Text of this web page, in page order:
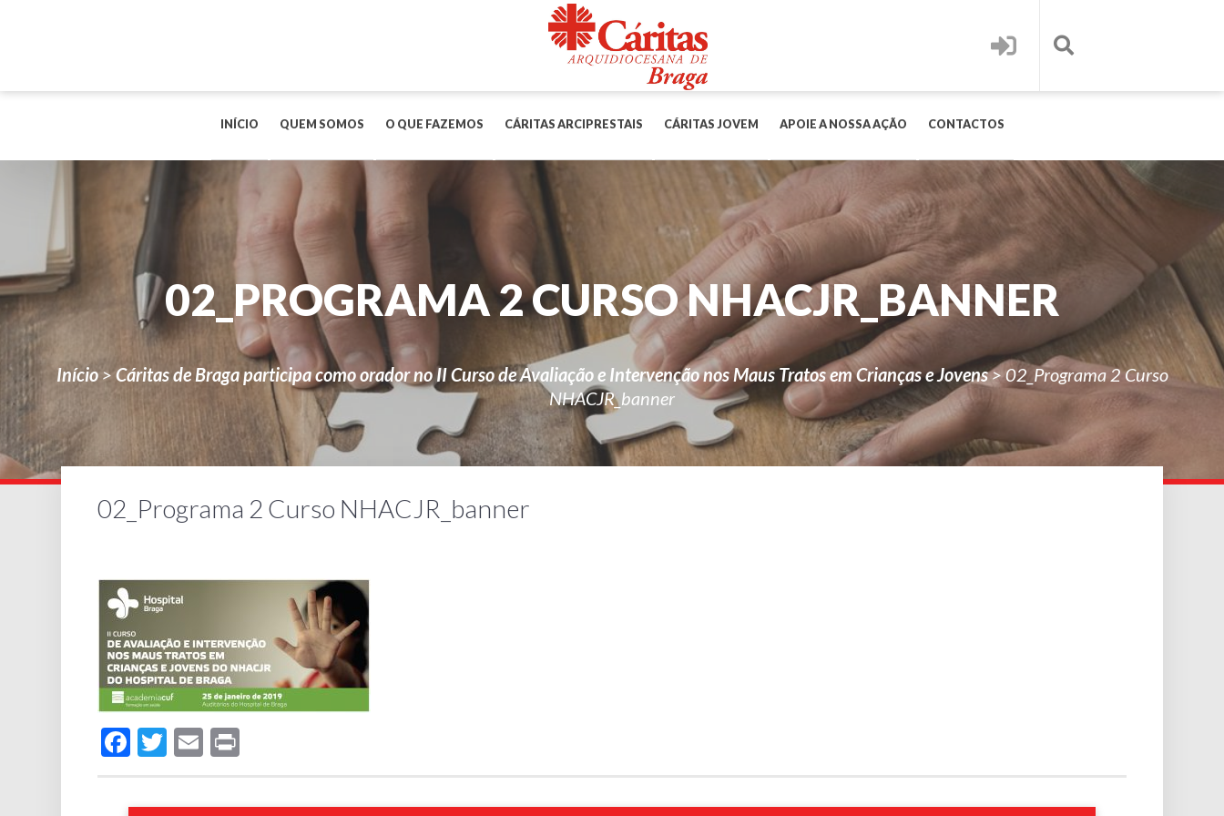
INÍCIO QUEM SOMOS O QUE FAZEMOS CÁRITAS ARCIPRESTAIS CÁRITAS JOVEM APOIE A NOSSA AÇÃO CONTACTOS
02_PROGRAMA 2 CURSO NHACJR_BANNER
Início>Cáritas de Braga participa como orador no II Curso de Avaliação e Intervenção nos Maus Tratos em Crianças e Jovens> 02_Programa 2 Curso
NHACJR_banner
02_Programa 2 Curso NHACJR_banner
Facebook
Twitter
Email